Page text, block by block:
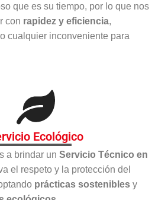
que es su tiempo, por lo que nos
con rapidez y eficiencia,
cualquier inconveniente para
Ecológico
a brindar un Servicio Técnico en
el respeto y la protección del
prácticas sostenibles y